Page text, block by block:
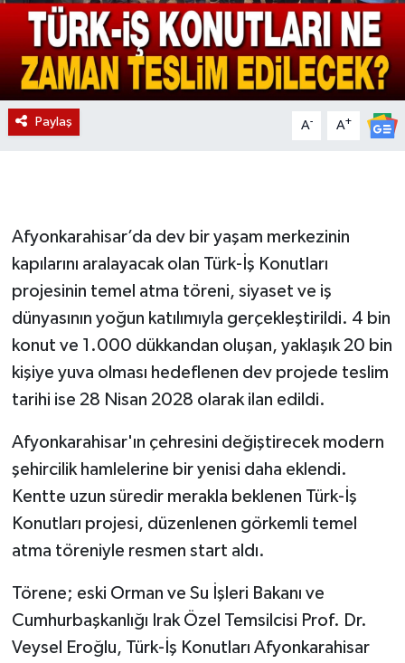
Paylaş A- A+
Afyonkarahisar’da dev bir yaşam merkezinin
kapılarını aralayacak olan Türk-İş Konutları
projesinin temel atma töreni, siyaset ve iş
dünyasının yoğun katılımıyla gerçekleştirildi. 4 bin
konut ve 1.000 dükkandan oluşan, yaklaşık 20 bin
kişiye yuva olması hedeflenen dev projede teslim
tarihi ise 28 Nisan 2028 olarak ilan edildi.
Afyonkarahisar'ın çehresini değiştirecek modern
şehircilik hamlelerine bir yenisi daha eklendi.
Kentte uzun süredir merakla beklenen Türk-İş
Konutları projesi, düzenlenen görkemli temel
atma töreniyle resmen start aldı.
Törene; eski Orman ve Su İşleri Bakanı ve
Cumhurbaşkanlığı Irak Özel Temsilcisi Prof. Dr.
Veysel Eroğlu, Türk-İş Konutları Afyonkarahisar